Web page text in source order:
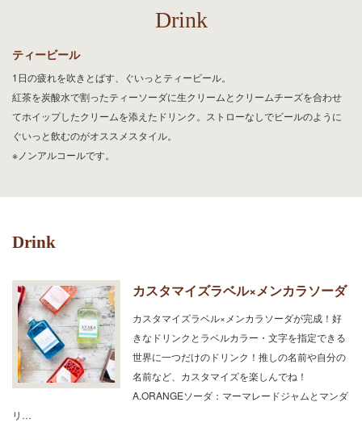
Drink
ティービール
1日の疲れを吹きとばす、ぐいっとティービール。
紅茶を炭酸水で割ったティーソーダに生クリームとクリームチーズを合わせ
てホイップしたクリームを添えたドリンク。ストローなしでビールのように
ぐいっと飲むのがオススメスタイル。
※ノンアルコールです。
Drink
カスタマイズラベル×メンカラソーダ
カスタマイズラベル×メンカラソーダが完成！好
きなドリンクとラベルカラー・文字を指定できる
世界に一つだけのドリンク！推しの名前や自分の
名前など、カスタマイズを楽しんでね！
A.ORANGEソーダ：マーマレードジャムとマンダ
リ…